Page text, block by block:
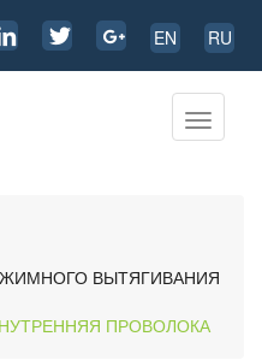
EN RU
ВЫТЯГИВАНИЯ
ПРОВОЛОКА